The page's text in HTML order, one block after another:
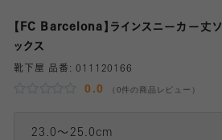
【FC Barcelona】ラインスニーカー丈ソ
ックス
靴下屋 品番: 011120166
0.0 （0件の商品レビュー）
23.0～25.0cm